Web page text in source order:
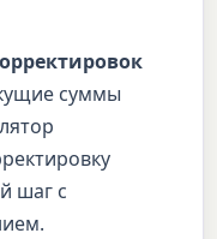
суммы
шаг с